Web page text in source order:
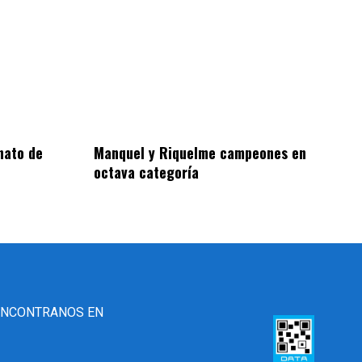
de
Manquel y Riquelme campeones en
octava categoría
EN